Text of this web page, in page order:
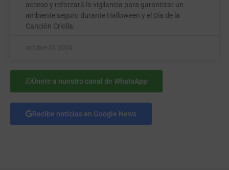
acceso y reforzará la vigilancia para garantizar un
ambiente seguro durante Halloween y el Día de la
Canción Criolla.
octubre 25, 2024
Únete a nuestro canal de WhatsApp
Recibe noticias en Google News